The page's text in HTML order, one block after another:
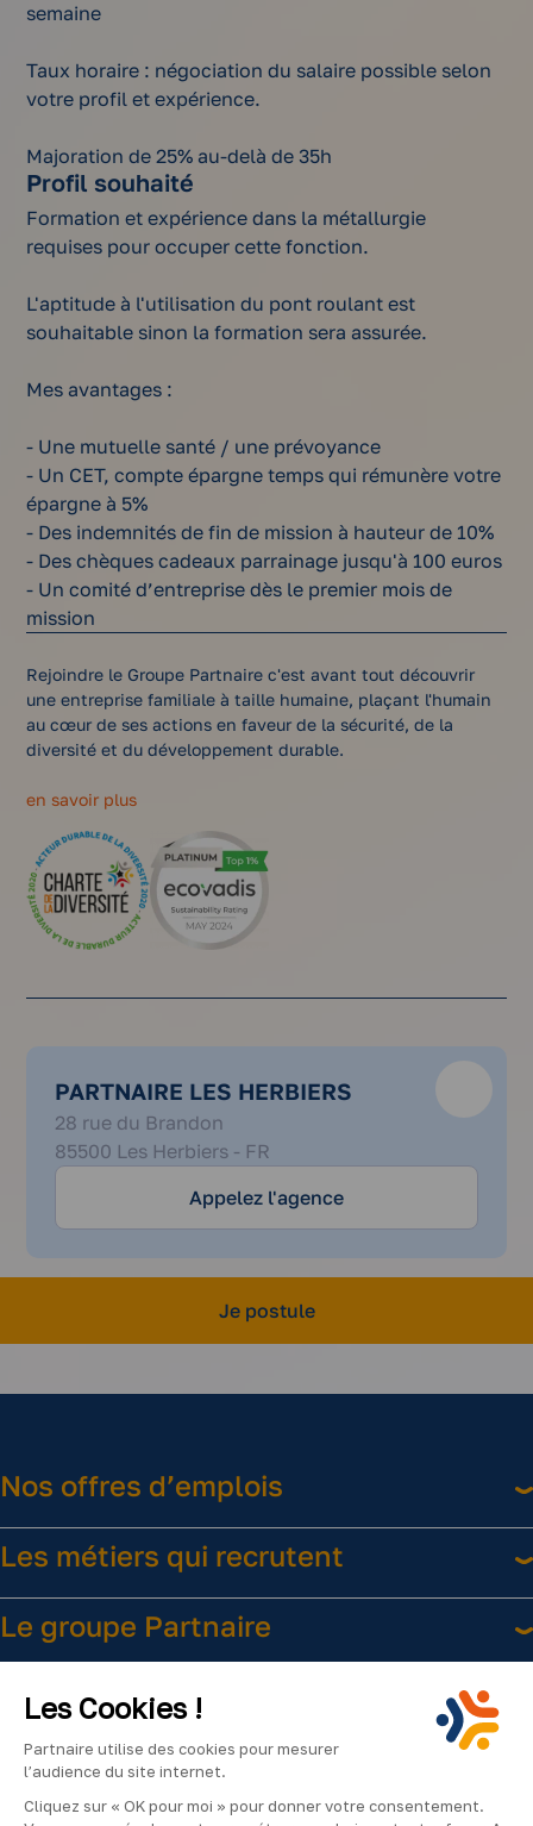
semaine
Taux horaire : négociation du salaire possible selon
votre profil et expérience.
Majoration de 25% au-delà de 35h
Profil souhaité
Formation et expérience dans la métallurgie
requises pour occuper cette fonction.
L'aptitude à l'utilisation du pont roulant est
souhaitable sinon la formation sera assurée.
Mes avantages :
- Une mutuelle santé / une prévoyance
- Un CET, compte épargne temps qui rémunère votre
épargne à 5%
- Des indemnités de fin de mission à hauteur de 10%
- Des chèques cadeaux parrainage jusqu'à 100 euros
- Un comité d’entreprise dès le premier mois de
mission
Rejoindre le Groupe Partnaire c'est avant tout découvrir
une entreprise familiale à taille humaine, plaçant l'humain
au cœur de ses actions en faveur de la sécurité, de la
diversité et du développement durable.
en savoir plus
PARTNAIRE LES HERBIERS
28 rue du Brandon
85500 Les Herbiers - FR
51
64
83
Appelez l'agence
Je postule
Nos offres d’emplois
Les métiers qui recrutent
Le groupe Partnaire
Liens utiles
Les Cookies !
Partnaire utilise des cookies pour mesurer
l’audience du site internet.
Cliquez sur « OK pour moi » pour donner votre consentement.